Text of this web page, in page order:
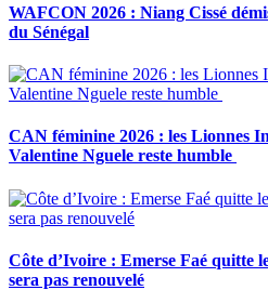
WAFCON 2026 : Niang Cissé
du Sénégal
CAN féminine 2026 : les Lionnes
Valentine Nguele reste humble
Côte d’Ivoire : Emerse Faé quitte
sera pas renouvelé